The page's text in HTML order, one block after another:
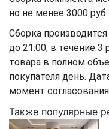
но не менее 3000 руб.
Сборка
до 21:00, в течение 3
товара в полном
покупателя день.
момент
Также популярные